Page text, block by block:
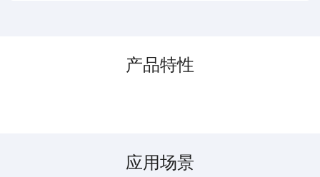
产品特性
应用场景